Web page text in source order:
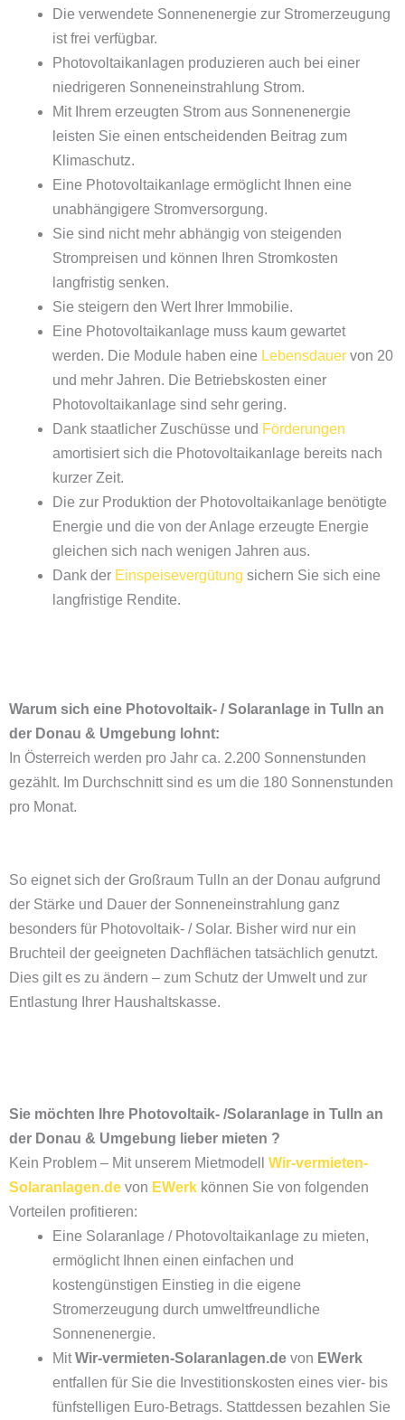
Die verwendete Sonnenenergie zur Stromerzeugung
ist frei verfügbar.
Photovoltaikanlagen produzieren auch bei einer
niedrigeren Sonneneinstrahlung Strom.
Mit Ihrem erzeugten Strom aus Sonnenenergie
leisten Sie einen entscheidenden Beitrag zum
Klimaschutz.
Eine Photovoltaikanlage ermöglicht Ihnen eine
unabhängigere Stromversorgung.
Sie sind nicht mehr abhängig von steigenden
Strompreisen und können Ihren Stromkosten
langfristig senken.
Sie steigern den Wert Ihrer Immobilie.
Eine Photovoltaikanlage muss kaum gewartet
werden. Die Module haben eine Lebensdauer von 20
und mehr Jahren. Die Betriebskosten einer
Photovoltaikanlage sind sehr gering.
Dank staatlicher Zuschüsse und Förderungen
amortisiert sich die Photovoltaikanlage bereits nach
kurzer Zeit.
Die zur Produktion der Photovoltaikanlage benötigte
Energie und die von der Anlage erzeugte Energie
gleichen sich nach wenigen Jahren aus.
Dank der Einspeisevergütung sichern Sie sich eine
langfristige Rendite.
Warum sich eine Photovoltaik- / Solaranlage in Tulln an
der Donau & Umgebung lohnt:
In Österreich werden pro Jahr ca. 2.200 Sonnenstunden
gezählt. Im Durchschnitt sind es um die 180 Sonnenstunden
pro Monat.
So eignet sich der Großraum Tulln an der Donau aufgrund
der Stärke und Dauer der Sonneneinstrahlung ganz
besonders für Photovoltaik- / Solar. Bisher wird nur ein
Bruchteil der geeigneten Dachflächen tatsächlich genutzt.
Dies gilt es zu ändern – zum Schutz der Umwelt und zur
Entlastung Ihrer Haushaltskasse.
Sie möchten Ihre Photovoltaik- /Solaranlage in Tulln an
der Donau & Umgebung lieber mieten ?
Kein Problem – Mit unserem Mietmodell Wir-vermieten-
Solaranlagen.de von EWerk können Sie von folgenden
Vorteilen profitieren:
Eine Solaranlage / Photovoltaikanlage zu mieten,
ermöglicht Ihnen einen einfachen und
kostengünstigen Einstieg in die eigene
Stromerzeugung durch umweltfreundliche
Sonnenenergie.
MitWir-vermieten-Solaranlagen.de von EWerk
entfallen für Sie die Investitionskosten eines vier- bis
fünfstelligen Euro-Betrags. Stattdessen bezahlen Sie